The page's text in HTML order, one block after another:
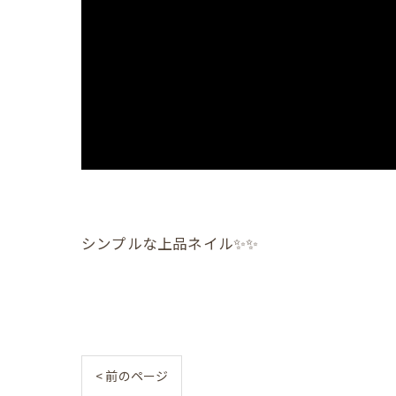
シンプルな上品ネイル✨️✨️
< 前のページ